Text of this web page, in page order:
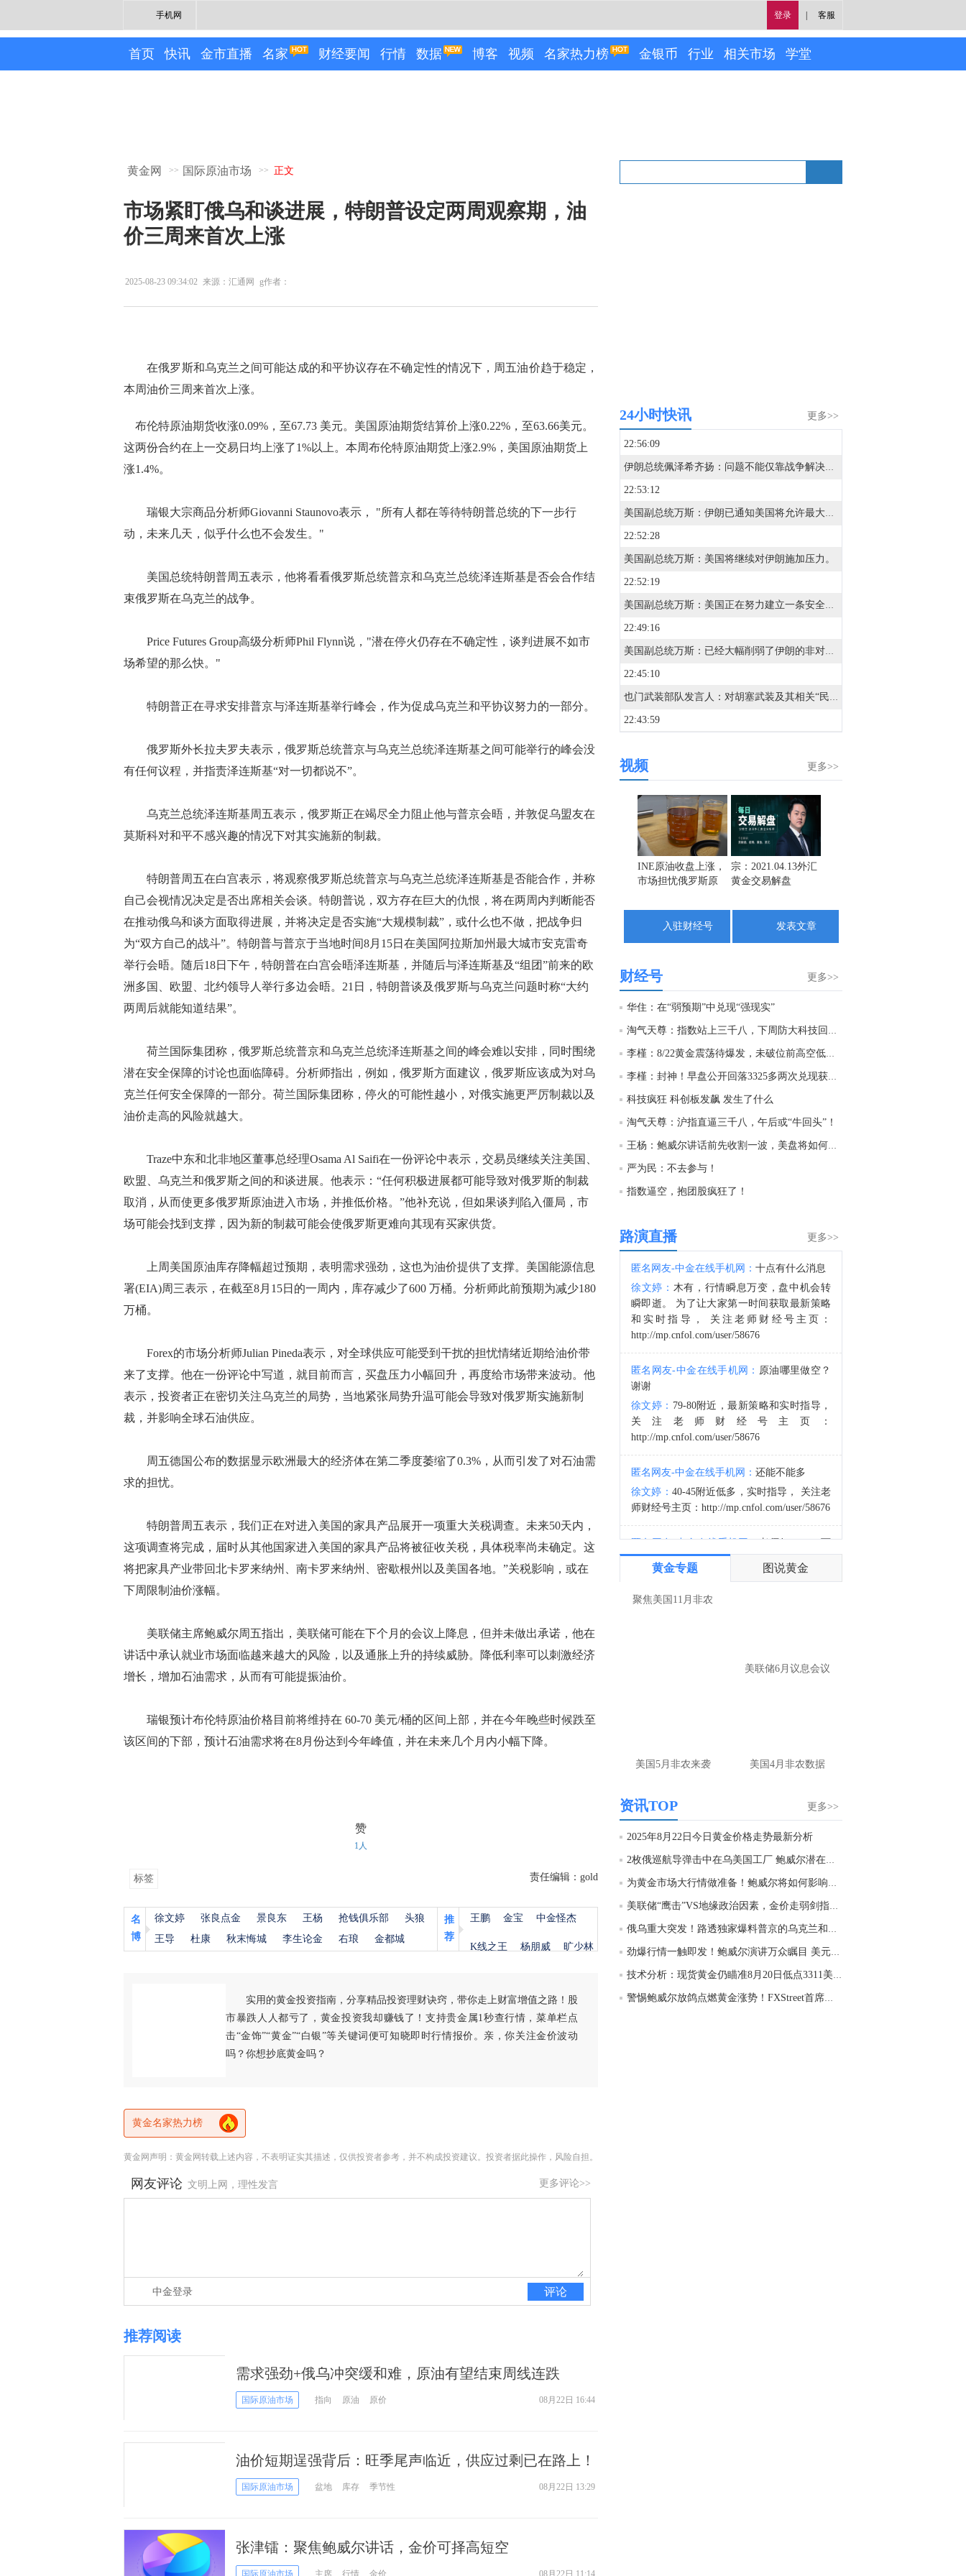
登录 客服
手机网
首页 快讯 金市直播 名家 财经要闻 行情 数据 博客 视频 名家热力榜 金银币 行业 相关市场 学堂
黄金网 >> 国际原油市场 >> 正文
市场紧盯俄乌和谈进展，特朗普设定两周观察期，油
价三周来首次上涨
2025-08-23 09:34:02 来源：汇通网 g作者：
在俄罗斯和乌克兰之间可能达成的和平协议存在不确定性的情况下，周五油价趋于稳定，
本周油价三周来首次上涨。
布伦特原油期货收涨0.09%，至67.73 美元。美国原油期货结算价上涨0.22%，至63.66美元。
这两份合约在上一交易日均上涨了1%以上。本周布伦特原油期货上涨2.9%，美国原油期货上
涨1.4%。
瑞银大宗商品分析师Giovanni Staunovo表示， "所有人都在等待特朗普总统的下一步行
动，未来几天，似乎什么也不会发生。"
美国总统特朗普周五表示，他将看看俄罗斯总统普京和乌克兰总统泽连斯基是否会合作结
束俄罗斯在乌克兰的战争。
Price Futures Group高级分析师Phil Flynn说，"潜在停火仍存在不确定性，谈判进展不如市
场希望的那么快。"
特朗普正在寻求安排普京与泽连斯基举行峰会，作为促成乌克兰和平协议努力的一部分。
俄罗斯外长拉夫罗夫表示，俄罗斯总统普京与乌克兰总统泽连斯基之间可能举行的峰会没
有任何议程，并指责泽连斯基“对一切都说不”。
乌克兰总统泽连斯基周五表示，俄罗斯正在竭尽全力阻止他与普京会晤，并敦促乌盟友在
莫斯科对和平不感兴趣的情况下对其实施新的制裁。
特朗普周五在白宫表示，将观察俄罗斯总统普京与乌克兰总统泽连斯基是否能合作，并称
自己会视情况决定是否出席相关会谈。特朗普说，双方存在巨大的仇恨，将在两周内判断能否
在推动俄乌和谈方面取得进展，并将决定是否实施“大规模制裁”，或什么也不做，把战争归
为“双方自己的战斗”。特朗普与普京于当地时间8月15日在美国阿拉斯加州最大城市安克雷奇
举行会晤。随后18日下午，特朗普在白宫会晤泽连斯基，并随后与泽连斯基及“组团”前来的欧
洲多国、欧盟、北约领导人举行多边会晤。21日，特朗普谈及俄罗斯与乌克兰问题时称“大约
两周后就能知道结果”。
荷兰国际集团称，俄罗斯总统普京和乌克兰总统泽连斯基之间的峰会难以安排，同时围绕
潜在安全保障的讨论也面临障碍。分析师指出，例如，俄罗斯方面建议，俄罗斯应该成为对乌
克兰任何安全保障的一部分。荷兰国际集团称，停火的可能性越小，对俄实施更严厉制裁以及
油价走高的风险就越大。
Traze中东和北非地区董事总经理Osama Al Saifi在一份评论中表示，交易员继续关注美国、
欧盟、乌克兰和俄罗斯之间的和谈进展。他表示：“任何积极进展都可能导致对俄罗斯的制裁
取消，从而使更多俄罗斯原油进入市场，并推低价格。”他补充说，但如果谈判陷入僵局，市
场可能会找到支撑，因为新的制裁可能会使俄罗斯更难向其现有买家供货。
上周美国原油库存降幅超过预期，表明需求强劲，这也为油价提供了支撑。美国能源信息
署(EIA)周三表示，在截至8月15日的一周内，库存减少了600 万桶。分析师此前预期为减少180
万桶。
Forex的市场分析师Julian Pineda表示，对全球供应可能受到干扰的担忧情绪近期给油价带
来了支撑。他在一份评论中写道，就目前而言，买盘压力小幅回升，再度给市场带来波动。他
表示，投资者正在密切关注乌克兰的局势，当地紧张局势升温可能会导致对俄罗斯实施新制
裁，并影响全球石油供应。
周五德国公布的数据显示欧洲最大的经济体在第二季度萎缩了0.3%，从而引发了对石油需
求的担忧。
特朗普周五表示，我们正在对进入美国的家具产品展开一项重大关税调查。未来50天内，
这项调查将完成，届时从其他国家进入美国的家具产品将被征收关税，具体税率尚未确定。这
将把家具产业带回北卡罗来纳州、南卡罗来纳州、密歇根州以及美国各地。”关税影响，或在
下周限制油价涨幅。
美联储主席鲍威尔周五指出，美联储可能在下个月的会议上降息，但并未做出承诺，他在
讲话中承认就业市场面临越来越大的风险，以及通胀上升的持续威胁。降低利率可以刺激经济
增长，增加石油需求，从而有可能提振油价。
瑞银预计布伦特原油价格目前将维持在 60-70 美元/桶的区间上部，并在今年晚些时候跌至
该区间的下部，预计石油需求将在8月份达到今年峰值，并在未来几个月内小幅下降。
赞
1人
标签 责任编辑：gold
名
博
徐文婷 张良点金 景良东 王杨 抢钱俱乐部
头狼
王导
杜康 秋末悔城 李生论金 右琅 金都城
推
荐
王鹏 金宝 中金怪杰
K线之王 杨朋威 旷少林
实用的黄金投资指南，分享精品投资理财诀窍，带你走上财富增值之路！股
市暴跌人人都亏了，黄金投资我却赚钱了！支持贵金属1秒查行情，菜单栏点
击“金饰”“黄金”“白银”等关键词便可知晓即时行情报价。亲，你关注金价波动
吗？你想抄底黄金吗？
黄金名家热力榜
黄金网声明：黄金网转载上述内容，不表明证实其描述，仅供投资者参考，并不构成投资建议。投资者据此操作，风险自担。
更多评论>>
网友评论 文明上网，理性发言
评论
中金登录
推荐阅读
需求强劲+俄乌冲突缓和难，原油有望结束周线连跌
国际原油市场 指向 原油 原价 08月22日 16:44
油价短期逞强背后：旺季尾声临近，供应过剩已在路上！
国际原油市场 盆地 库存 季节性 08月22日 13:29
张津镭：聚焦鲍威尔讲话，金价可择高短空
国际原油市场 主席 行情 金价 08月22日 11:14
更多>>
24小时快讯
22:56:09
伊朗总统佩泽希齐扬：问题不能仅靠战争解决。致力于根据谅解备忘录的条款推进和平进程。
22:53:12
美国副总统万斯：伊朗已通知美国将允许最大流量的石油通过海峡，但我们不信任他们。
22:52:28
美国副总统万斯：美国将继续对伊朗施加压力。
22:52:19
美国副总统万斯：美国正在努力建立一条安全通行的航线，让船只能够安全通过霍尔木兹海峡。
22:49:16
美国副总统万斯：已经大幅削弱了伊朗的非对称军事能力。
22:45:10
也门武装部队发言人：对胡塞武装及其相关“民兵”展开了行动。
22:43:59
22:42:30
22:23:09
22:15:10
据阿曼国家通讯社：阿曼方面谴责（伊朗）在霍尔木兹海峡过境时对船只的反复攻击。
20:46:59
VIP库存深度日报首发！资金流向、供需失衡一眼看透，VIP限时95折，解锁40+项权益>>
20:46:58
欢迎查看今日快讯信息
20:46:52
更多>>
视频
INE原油收盘上涨，
市场担忧俄罗斯原
宗：2021.04.13外汇
黄金交易解盘
入驻财经号 发表文章
更多>>
财经号
华住：在“弱预期”中兑现“强现实”
淘气天尊：指数站上三千八，下周防大科技回踩！
李槿：8/22黄金震荡待爆发，未破位前高空低多为主！
李槿：封神！早盘公开回落3325多两次兑现获利！
科技疯狂 科创板发飙 发生了什么
淘气天尊：沪指直逼三千八，午后或“牛回头”！
王杨：鲍威尔讲话前先收割一波，美盘将如何布局？
严为民：不去参与！
指数逼空，抱团股疯狂了！
更多>>
路演直播
匿名网友-中金在线手机网： 十点有什么消息
徐文婷： 木有，行情瞬息万变，盘中机会转
瞬即逝。 为了让大家第一时间获取最新策略
和实时指导， 关注老师财经号主页：
http://mp.cnfol.com/user/58676
匿名网友-中金在线手机网： 原油哪里做空？
谢谢
徐文婷： 79-80附近，最新策略和实时指导，
关注老师财经号主页：
http://mp.cnfol.com/user/58676
匿名网友-中金在线手机网： 还能不能多
徐文婷： 40-45附近低多，实时指导， 关注老
师财经号主页：http://mp.cnfol.com/user/58676
匿名网友-中金在线手机网：老师好，4345可
以多吗？
让大家第一时间获取最新策略和实时指
匿名网友-中金在线手机网：
黄金多，看到什
徐文婷：
时指导， 关注老师财经号主页：
http://mp.cnfol.com/user/58676
匿名网友-中金在线手机网：止损多少 老师
徐文婷：7美金
度。70一50？。
徐文婷：带上止损博弈，实时指导， 关注老
师财经号主页：http://mp.cnfol.com/user/58676
匿名网友-中金在线手机网：
老师好，金现在
黄金专题 图说黄金
聚焦美国11月非农
美联储6月议息会议
美国5月非农来袭 美国4月非农数据
更多>>
资讯TOP
2025年8月22日今日黄金价格走势最新分析
2枚俄巡航导弹击中在乌美国工厂 鲍威尔潜在继任...
为黄金市场大行情做准备！鲍威尔将如何影响金价...
美联储“鹰击”VS地缘政治因素，金价走弱剑指33...
俄乌重大突发！路透独家爆料普京的乌克兰和平协...
劲爆行情一触即发！鲍威尔演讲万众瞩目 美元指...
技术分析：现货黄金仍瞄准8月20日低点3311美元
警惕鲍威尔放鸽点燃黄金涨势！FXStreet首席分析...